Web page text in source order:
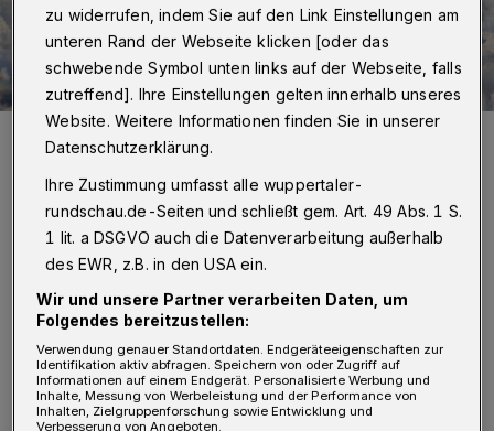
Symbolbild.
Foto: Gerd Altmann
D erzeit liegen die Messungen in
Wuppertal zwar nicht über den
Grenzwerten, so die städtische
Umweltberatung, dies könne aber am Freitag
zu widerrufen, indem Sie auf den Link Einstellungen am
unteren Rand der Webseite klicken [oder das
schwebende Symbol unten links auf der Webseite, falls
zutreffend]. Ihre Einstellungen gelten innerhalb unseres
Website. Weitere Informationen finden Sie in unserer
Datenschutzerklärung.
Ihre Zustimmung umfasst alle wuppertaler-
rundschau.de-Seiten und schließt gem. Art. 49 Abs. 1 S.
1 lit. a DSGVO auch die Datenverarbeitung außerhalb
des EWR, z.B. in den USA ein.
Wir und unsere Partner verarbeiten Daten, um
Folgendes bereitzustellen:
Verwendung genauer Standortdaten. Endgeräteeigenschaften zur
Identifikation aktiv abfragen. Speichern von oder Zugriff auf
Informationen auf einem Endgerät. Personalisierte Werbung und
Inhalte, Messung von Werbeleistung und der Performance von
Inhalten, Zielgruppenforschung sowie Entwicklung und
Verbesserung von Angeboten.